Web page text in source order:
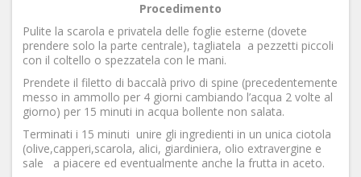
Procedimento
Pulite la scarola e privatela delle foglie esterne (dovete
prendere solo la parte centrale), tagliatela a pezzetti piccoli
con il coltello o spezzatela con le mani.
Prendete il filetto di baccalà privo di spine (precedentemente
messo in ammollo per 4 giorni cambiando l’acqua 2 volte al
giorno) per 15 minuti in acqua bollente non salata.
Terminati i 15 minuti unire gli ingredienti in un unica ciotola
(olive,capperi,scarola, alici, giardiniera, olio extravergine e
sale a piacere ed eventualmente anche la frutta in aceto.